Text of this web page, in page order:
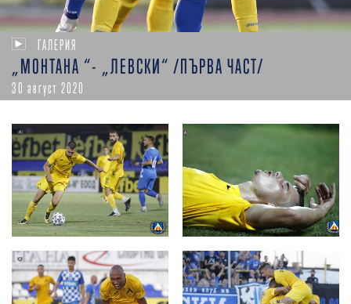
ГАЛЕРИЯ
„МОНТАНА “- „ЛЕВСКИ“ /ПЪРВА ЧАСТ/
30 август 2020